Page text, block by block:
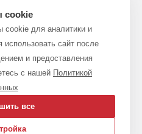
публичной офертой.
о наличии и стоимости
обращайтесь к
формы связи или по
данный интернет-магазин, а
ценах, предоставленная на нём,
характер и ни при каких
определяемой
кодекса Российской
cookie
cookie для аналитики и
сайт после
и предоставления
с нашей Политикой
все